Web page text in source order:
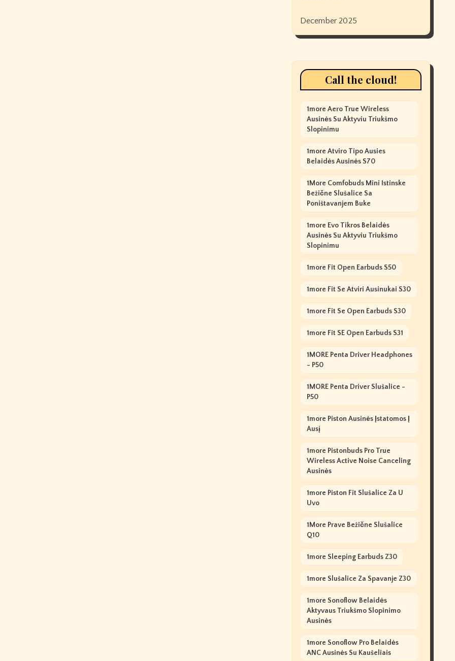
December 2025
Call the cloud!
1more Aero True Wireless
Ausinės Su Aktyviu Triukšmo
Slopinimu
1more Atviro Tipo Ausies
Belaidės Ausinės S70
1More Comfobuds Mini Istinske
Bežične Slušalice Sa
Poništavanjem Buke
1more Evo Tikros Belaidės
Ausinės Su Aktyviu Triukšmo
Slopinimu
1more Fit Open Earbuds S50
1more Fit Se Atviri Ausinukai S30
1more Fit Se Open Earbuds S30
1more Fit SE Open Earbuds S31
1MORE Penta Driver Headphones
- P50
1MORE Penta Driver Slušalice -
P50
1more Piston Ausinės Įstatomos Į
Ausį
1more Pistonbuds Pro True
Wireless Active Noise Canceling
Ausinės
1more Piston Fit Slušalice Za U
Uvo
1More Prave Bežične Slušalice
Q10
1more Sleeping Earbuds Z30
1more Slušalice Za Spavanje Z30
1more Sonoflow Belaidės
Aktyvaus Triukšmo Slopinimo
Ausinės
1more Sonoflow Pro Belaidės
ANC Ausinės Su Kaušeliais